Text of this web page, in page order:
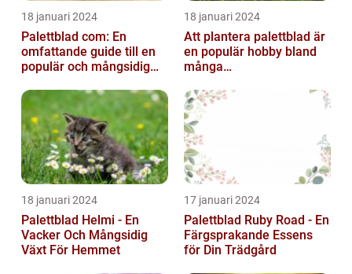
18 januari 2024
Palettblad com: En
omfattande guide till en
populär och mångsidig
18 januari 2024
Att plantera palettblad är
en populär hobby bland
många
kan bidra till att ...
18 januari 2024
Palettblad Helmi - En
Vacker Och Mångsidig
Växt För Hemmet
17 januari 2024
Palettblad Ruby Road - En
Färgsprakande Essens
för Din Trädgård